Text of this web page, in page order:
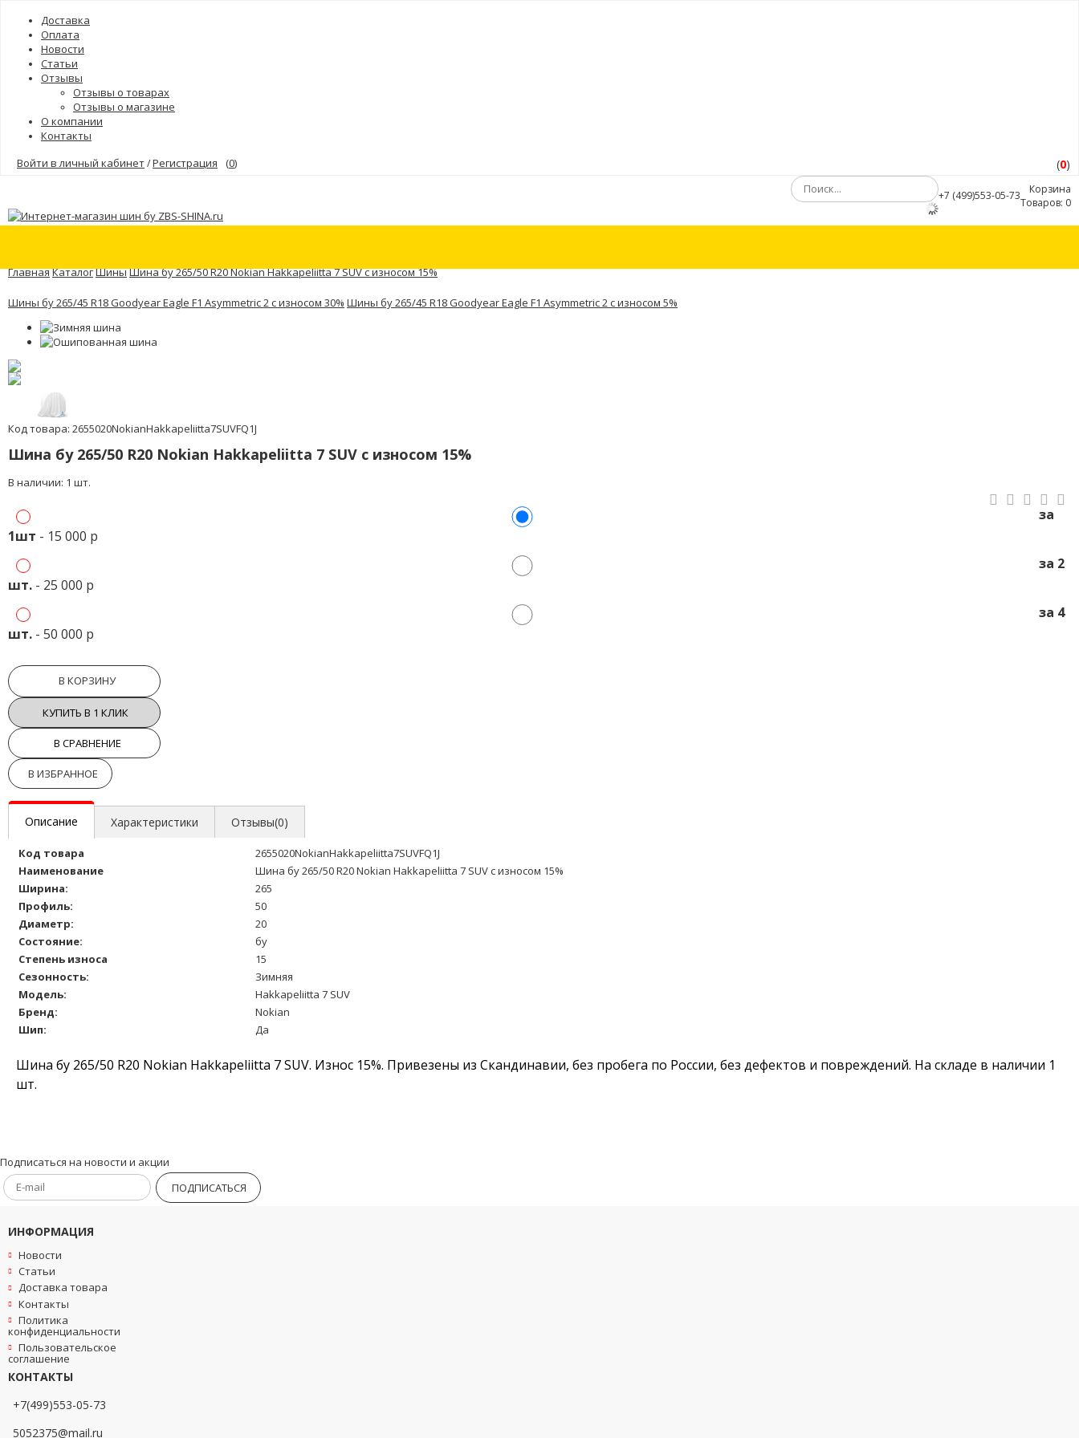
Доставка
Оплата
Новости
Статьи
Отзывы
Отзывы о товарах
Отзывы о магазине
О компании
Контакты
Войти в личный кабинет/Регистрация (0) (0)
+7 (499)553-05-73
Корзина
Товаров: 0
ГлавнаяКаталогШиныШина бу 265/50 R20 Nokian Hakkapeliitta 7 SUV с износом 15%
Шины бу 265/45 R18 Goodyear Eagle F1 Asymmetric 2 с износом 30% Шины бу 265/45 R18 Goodyear Eagle F1 Asymmetric 2 с износом 5%
Код товара: 2655020NokianHakkapeliitta7SUVFQ1J
Шина бу 265/50 R20 Nokian Hakkapeliitta 7 SUV с износом 15%
В наличии: 1 шт.
за
1шт - 15 000 р
за 2
шт. - 25 000 р
за 4
шт. - 50 000 р
В КОРЗИНУ
КУПИТЬ В 1 КЛИК
В СРАВНЕНИЕ
В ИЗБРАННОЕ
Описание Характеристики Отзывы(0)
Код товара
2655020NokianHakkapeliitta7SUVFQ1J
Наименование
Шина бу 265/50 R20 Nokian Hakkapeliitta 7 SUV с износом 15%
Ширина:
265
Профиль:
50
Диаметр:
20
Состояние:
бу
Степень износа
15
Сезонность:
Зимняя
Модель:
Hakkapeliitta 7 SUV
Бренд:
Nokian
Шип:
Да
Шина бу 265/50 R20 Nokian Hakkapeliitta 7 SUV. Износ 15%. Привезены из Скандинавии, без пробега по России, без дефектов и повреждений. На складе в наличии 1
шт.
Подписаться на новости и акции
ПОДПИСАТЬСЯ
ИНФОРМАЦИЯ
Новости
Статьи
Доставка товара
Контакты
Политика
конфиденциальности
Пользовательское
соглашение
КОНТАКТЫ
+7(499)553-05-73
5052375@mail.ru